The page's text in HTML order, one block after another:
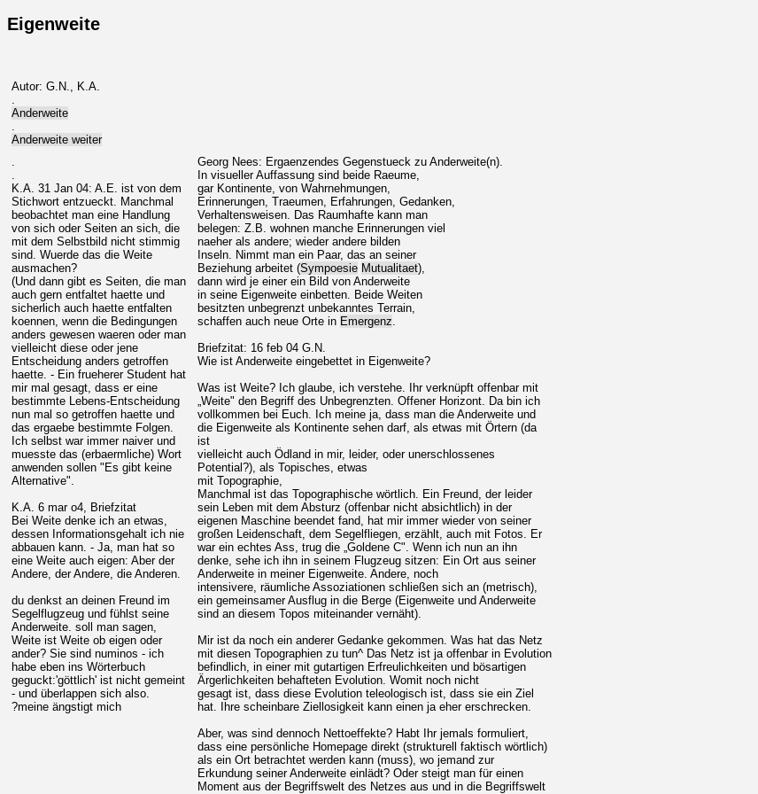
Eigenweite
Autor: G.N., K.A.
.
Anderweite
.
Anderweite weiter
.
.
K.A. 31 Jan 04: A.E. ist von dem
Stichwort entzueckt. Manchmal
beobachtet man eine Handlung
von sich oder Seiten an sich, die
mit dem Selbstbild nicht stimmig
sind. Wuerde das die Weite
ausmachen?
(Und dann gibt es Seiten, die man
auch gern entfaltet haette und
sicherlich auch haette entfalten
koennen, wenn die Bedingungen
anders gewesen waeren oder man
vielleicht diese oder jene
Entscheidung anders getroffen
haette. - Ein frueherer Student hat
mir mal gesagt, dass er eine
bestimmte Lebens-Entscheidung
nun mal so getroffen haette und
das ergaebe bestimmte Folgen.
Ich selbst war immer naiver und
muesste das (erbaermliche) Wort
anwenden sollen "Es gibt keine
Alternative".
K.A. 6 mar o4, Briefzitat
Bei Weite denke ich an etwas,
dessen Informationsgehalt ich nie
abbauen kann. - Ja, man hat so
eine Weite auch eigen: Aber der
Andere, der Andere, die Anderen.
du denkst an deinen Freund im
Segelflugzeug und fühlst seine
Anderweite. soll man sagen,
Weite ist Weite ob eigen oder
ander? Sie sind numinos - ich
habe eben ins Wörterbuch
geguckt:'göttlich' ist nicht gemeint
- und überlappen sich also.
?meine ängstigt mich
Georg Nees: Ergaenzendes Gegenstueck zu Anderweite(n).
In visueller Auffassung sind beide Raeume,
gar Kontinente, von Wahrnehmungen,
Erinnerungen, Traeumen, Erfahrungen, Gedanken,
Verhaltensweisen. Das Raumhafte kann man
belegen: Z.B. wohnen manche Erinnerungen viel
naeher als andere; wieder andere bilden
Inseln. Nimmt man ein Paar, das an seiner
Beziehung arbeitet (Sympoesie Mutualitaet),
dann wird je einer ein Bild von Anderweite
in seine Eigenweite einbetten. Beide Weiten
besitzten unbegrenzt unbekanntes Terrain,
schaffen auch neue Orte in Emergenz.
Briefzitat: 16 feb 04 G.N.
Wie ist Anderweite eingebettet in Eigenweite?
Was ist Weite? Ich glaube, ich verstehe. Ihr verknüpft offenbar mit
„Weite" den Begriff des Unbegrenzten. Offener Horizont. Da bin ich
vollkommen bei Euch. Ich meine ja, dass man die Anderweite und
die Eigenweite als Kontinente sehen darf, als etwas mit Örtern (da
ist
vielleicht auch Ödland in mir, leider, oder unerschlossenes
Potential?), als Topisches, etwas
mit Topographie,
Manchmal ist das Topographische wörtlich. Ein Freund, der leider
sein Leben mit dem Absturz (offenbar nicht absichtlich) in der
eigenen Maschine beendet fand, hat mir immer wieder von seiner
großen Leidenschaft, dem Segelfliegen, erzählt, auch mit Fotos. Er
war ein echtes Ass, trug die „Goldene C". Wenn ich nun an ihn
denke, sehe ich ihn in seinem Flugzeug sitzen: Ein Ort aus seiner
Anderweite in meiner Eigenweite. Andere, noch
intensivere, räumliche Assoziationen schließen sich an (metrisch),
ein gemeinsamer Ausflug in die Berge (Eigenweite und Anderweite
sind an diesem Topos miteinander vernäht).
Mir ist da noch ein anderer Gedanke gekommen. Was hat das Netz
mit diesen Topographien zu tun^ Das Netz ist ja offenbar in Evolution
befindlich, in einer mit gutartigen Erfreulichkeiten und bösartigen
Ärgerlichkeiten behafteten Evolution. Womit noch nicht
gesagt ist, dass diese Evolution teleologisch ist, dass sie ein Ziel
hat. Ihre scheinbare Ziellosigkeit kann einen ja eher erschrecken.
Aber, was sind dennoch Nettoeffekte? Habt Ihr jemals formuliert,
dass eine persönliche Homepage direkt (strukturell faktisch wörtlich)
als ein Ort betrachtet werden kann (muss), wo jemand zur
Erkundung seiner Anderweite einlädt? Oder steigt man für einen
Moment aus der Begriffswelt des Netzes aus und in die Begriffswelt